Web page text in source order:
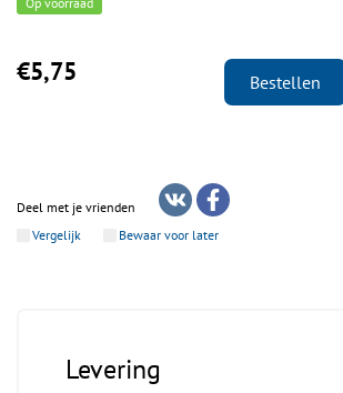
€5,75 Bestellen
Deel met je vrienden
Vergelijk
Bewaar voor later
Levering